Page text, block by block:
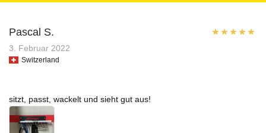
Pascal S.
3. Februar 2022
Switzerland
sitzt, passt, wackelt und sieht gut aus!